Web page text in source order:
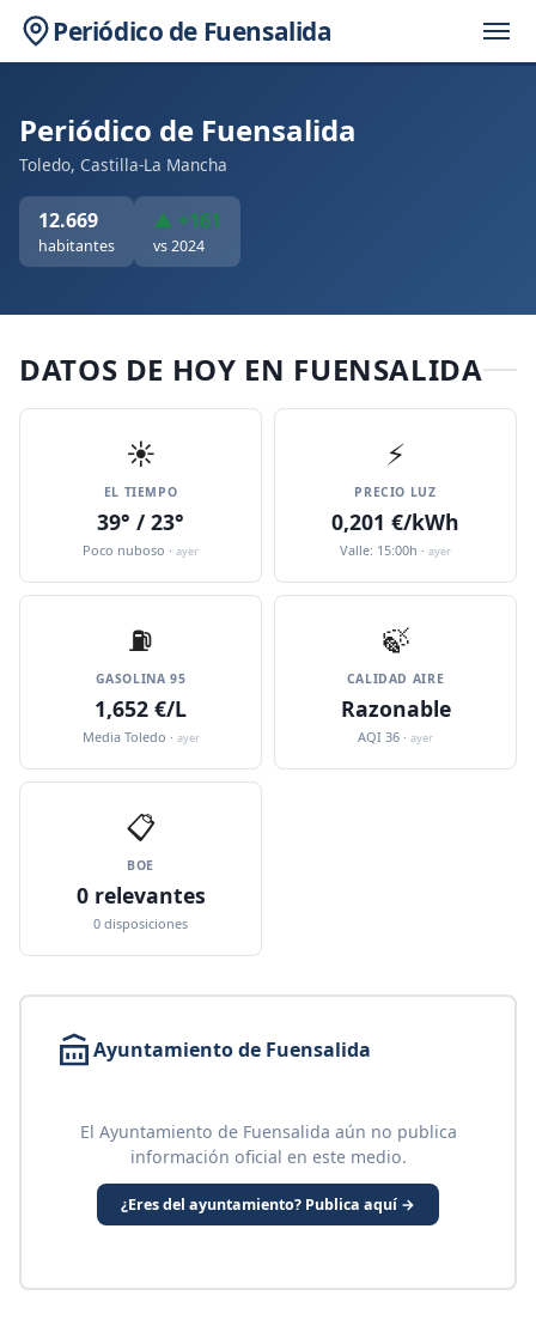
Periódico de Fuensalida
Periódico de Fuensalida
Toledo, Castilla-La Mancha
12.669
habitantes
▲ +161
vs 2024
DATOS DE HOY EN FUENSALIDA
☀️
EL TIEMPO
39° / 23°
Poco nuboso · ayer
⚡
PRECIO LUZ
0,201 €/kWh
Valle: 15:00h · ayer
⛽️
GASOLINA 95
1,652 €/L
Media Toledo · ayer
🍃
CALIDAD AIRE
Razonable
AQI 36 · ayer
📋
BOE
0 relevantes
0 disposiciones
Ayuntamiento de Fuensalida
El Ayuntamiento de Fuensalida aún no publica
información oficial en este medio.
¿Eres del ayuntamiento? Publica aquí →